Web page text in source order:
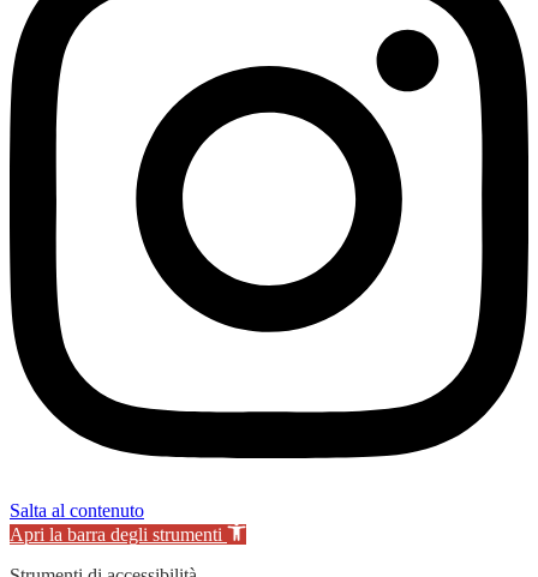
Salta al contenuto
Apri la barra degli strumenti